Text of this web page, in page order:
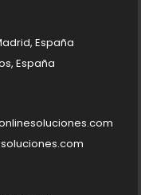
España
España